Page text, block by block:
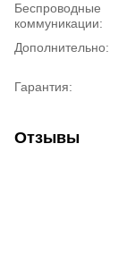
Беспроводные
коммуникации:
Дополнительно:
Гарантия:
Отзывы